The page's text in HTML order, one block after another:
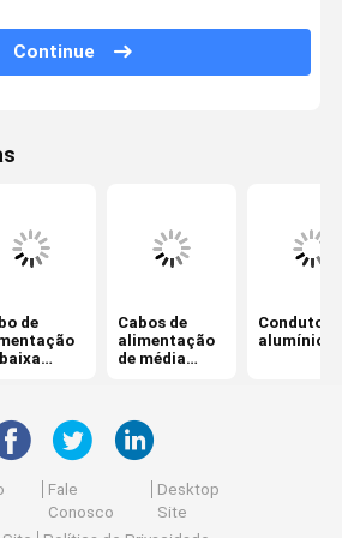
PVC
Continue
de
Cabos de
alimentação
de média
Condutor
alumínio
Fale
Conosco
Desktop
Site